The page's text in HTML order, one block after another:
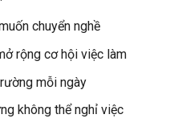
chuyển nghề
rộng cơ hội việc làm
mỗi ngày
không thể nghỉ việc